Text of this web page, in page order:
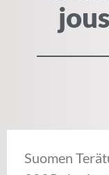
Suomen